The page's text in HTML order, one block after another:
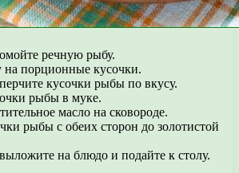
речную рыбу.
на порционные кусочки.
кусочки рыбы по вкусу.
рыбы в муке.
масло на сковороде.
рыбы с обеих сторон до золотистой
на блюдо и подайте к столу.